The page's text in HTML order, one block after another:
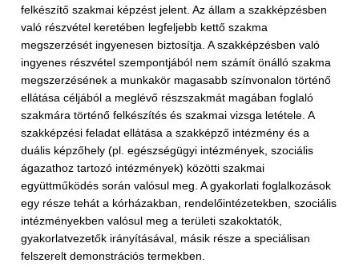
felkészítő szakmai képzést jelent. Az állam a szakképzésben
való részvétel keretében legfeljebb kettő szakma
megszerzését ingyenesen biztosítja. A szakképzésben való
ingyenes részvétel szempontjából nem számít önálló szakma
megszerzésének a munkakör magasabb színvonalon történő
ellátása céljából a meglévő részszakmát magában foglaló
szakmára történő felkészítés és szakmai vizsga letétele. A
szakképzési feladat ellátása a szakképző intézmény és a
duális képzőhely (pl. egészségügyi intézmények, szociális
ágazathoz tartozó intézmények) közötti szakmai
együttműködés során valósul meg. A gyakorlati foglalkozások
egy része tehát a kórházakban, rendelőintézetekben, szociális
intézményekben valósul meg a területi szakoktatók,
gyakorlatvezetők irányításával, másik része a speciálisan
felszerelt demonstrációs termekben.